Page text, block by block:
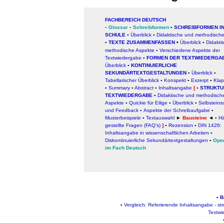
FACHBEREICH DEUTSCH
▪ Glossar ▪ Schreibformen ▪ SCHREIBFORMEN
SCHULE ▪ Überblick ▪ Didaktische und
▪ TEXTE ZUSAMMENFASSEN ▪ Überblick ▪
methodische Aspekte ▪ Verschiedene Aspekte der
Textwiedergabe ▪ FORMEN DER
Überblick ▪ KONTINUIERLICHE
SEKUNDÄRTEXTGESTALTUNGEN ▪ Überblick ▪
Tabellarischer Überblick ▪ Konspekt ▪ Exzerpt ▪
▪ Summary ▪ Abstract ▪ Inhaltsangabe [▪
TEXTWIEDERGABE ▪ Didaktische und
Aspekte ▪ Quickie für Eilige ▪ Überblick ▪
und Feedback ▪ Aspekte der Schreibaufgabe ▪
Musterbeispiele ▪ Textauswahl ► Bausteine ◄ ▪
gestellte Fragen (FAQ's) ] ▪ Rezension ▪ DIN 1426:
Inhaltsangabe in wissenschaftlichen Arbeiten ▪
Diskontinuierliche Sekundärtextgestaltungen ▪
im Fach Deutsch
▪
▪ Vergleich: Referierende Inhaltsangabe -